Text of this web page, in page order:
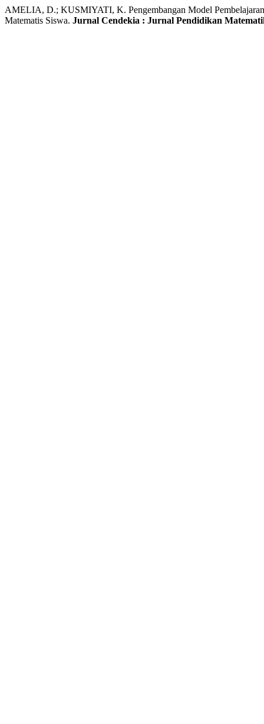
AMELIA, D.; KUSMIYATI, K. Pengembangan Model
Matematis Siswa. Jurnal Cendekia : Jurnal Pendidikan